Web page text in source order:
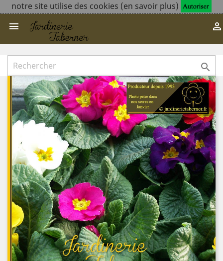
notre site utilise des cookies (en savoir plus)
 
